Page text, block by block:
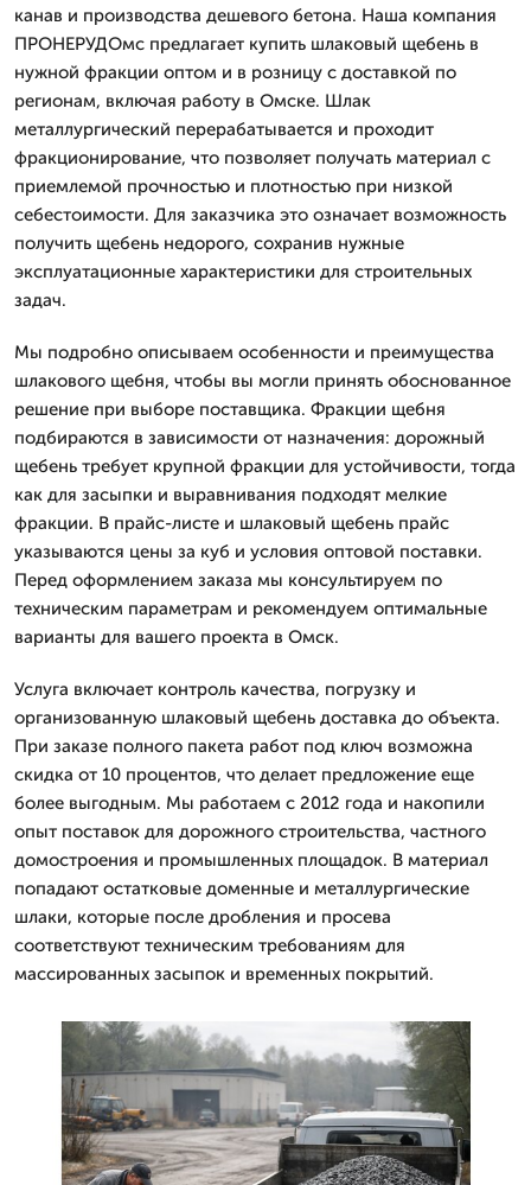
канав и производства дешевого бетона. Наша компания
ПРОНЕРУДОмс предлагает купить шлаковый щебень в
нужной фракции оптом и в розницу с доставкой по
регионам, включая работу в Омске. Шлак
металлургический перерабатывается и проходит
фракционирование, что позволяет получать материал с
приемлемой прочностью и плотностью при низкой
себестоимости. Для заказчика это означает возможность
получить щебень недорого, сохранив нужные
эксплуатационные характеристики для строительных
задач.
Мы подробно описываем особенности и преимущества
шлакового щебня, чтобы вы могли принять обоснованное
решение при выборе поставщика. Фракции щебня
подбираются в зависимости от назначения: дорожный
щебень требует крупной фракции для устойчивости, тогда
как для засыпки и выравнивания подходят мелкие
фракции. В прайс-листе и шлаковый щебень прайс
указываются цены за куб и условия оптовой поставки.
Перед оформлением заказа мы консультируем по
техническим параметрам и рекомендуем оптимальные
варианты для вашего проекта в Омск.
Услуга включает контроль качества, погрузку и
организованную шлаковый щебень доставка до объекта.
При заказе полного пакета работ под ключ возможна
скидка от 10 процентов, что делает предложение еще
более выгодным. Мы работаем с 2012 года и накопили
опыт поставок для дорожного строительства, частного
домостроения и промышленных площадок. В материал
попадают остатковые доменные и металлургические
шлаки, которые после дробления и просева
соответствуют техническим требованиям для
массированных засыпок и временных покрытий.